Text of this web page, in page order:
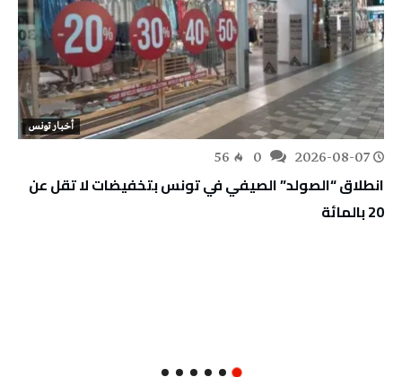
أخبار تونس
2026-08-07
56
انطلاق “الصولد” الصيفي في تونس بتخفيضات لا تقل عن
20 بالمائة